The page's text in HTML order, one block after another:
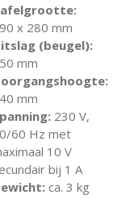
x 280 mm
(beugel):
mm
mm
230 V,
60 Hz met
10 V
bij 1 A
ca. 3 kg